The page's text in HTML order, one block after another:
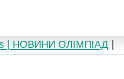
| НОВИНИ ОЛІМПІАД